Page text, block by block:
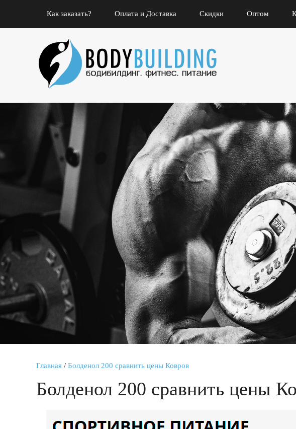
Как заказать? Оплата и Доставка Скидки Оптом
Главная / Болденол 200 сравнить цены Ковров
Болденол 200 сравнить цены